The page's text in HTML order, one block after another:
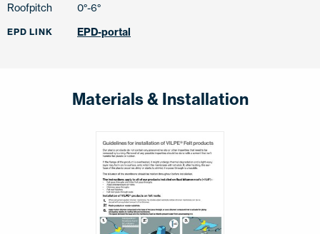
Roofpitch 0°-6°
EPD LINK EPD-portal
Materials & Installation